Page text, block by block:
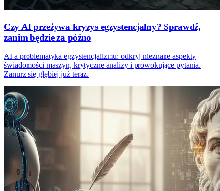
Czy AI przeżywa kryzys egzystencjalny? Sprawdź,
zanim będzie za późno
AI a problematyka egzystencjalizmu: odkryj nieznane aspekty
świadomości maszyn, krytyczne analizy i prowokujące pytania.
Zanurz się głębiej już teraz.